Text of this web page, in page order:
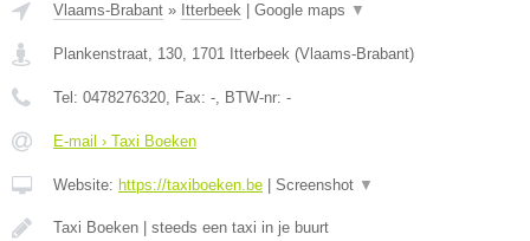
Vlaams-Brabant » Itterbeek Google maps ▼
Plankenstraat, 130, 1701 Itterbeek (Vlaams-Brabant)
Tel: 0478276320, Fax: -, BTW-nr: -
E-mail › Taxi Boeken
Website: https://taxiboeken.be Screenshot ▼
Taxi Boeken | steeds een taxi in je buurt